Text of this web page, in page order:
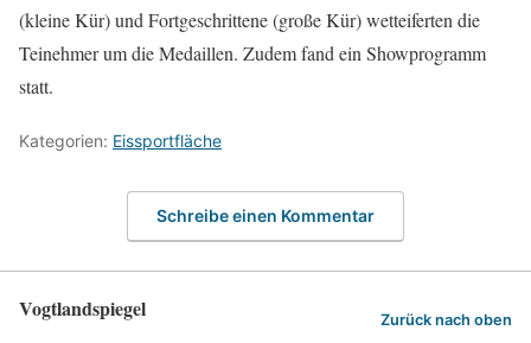
(kleine Kür) und Fortgeschrittene (große Kür) wetteiferten die
Teinehmer um die Medaillen. Zudem fand ein Showprogramm
statt.
Kategorien: Eissportfläche
Schreibe einen Kommentar
Vogtlandspiegel Zurück nach oben